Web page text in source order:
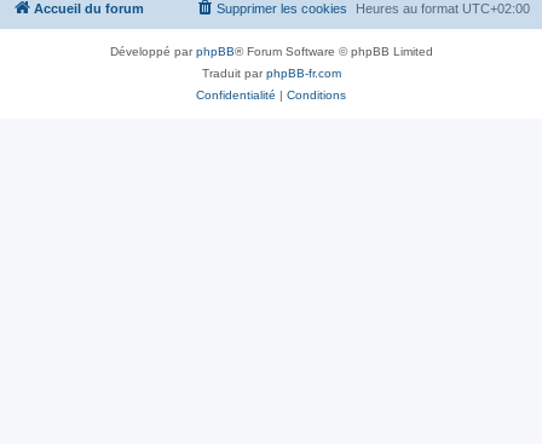
Accueil du forum Heures au format UTC+02:00
Supprimer les cookies
Développé parphpBB® Forum Software © phpBB Limited
Traduit parphpBB-fr.com
Confidentialité | Conditions